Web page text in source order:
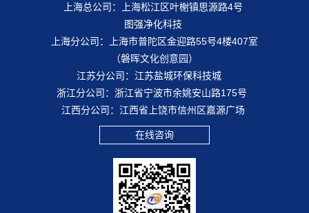
上海总公司：上海松江区叶榭镇思源路4号
图强净化科技
上海分公司：上海市普陀区金迎路55号4楼407室
（磐晖文化创意园）
江苏分公司：江苏盐城环保科技城
浙江分公司：浙江省宁波市余姚安山路175号
江西分公司：江西省上饶市信州区嘉源广场
在线咨询